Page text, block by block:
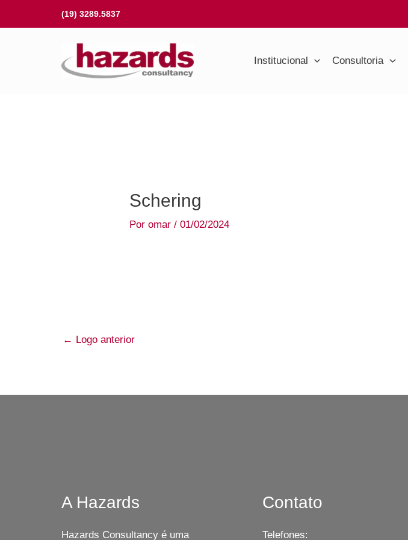
para
(19) 3289.5837
Institucional Consultoria
Schering
Poromar/01/02/2024
← Logo anterior
A Hazards
Hazards Consultancy é uma
Contato
Telefones: